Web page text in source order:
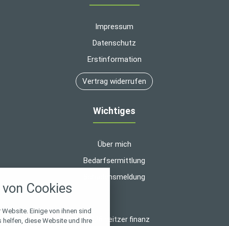
Impressum
Datenschutz
Erstinformation
Vertrag widerrufen
Wichtiges
Über mich
Bedarfsermittlung
Schadensmeldung
© 2026 heitzer finanz
Cookies
Einige von ihnen sind
diese Website und Ihre
alle verwendeten Cookies und
zu blockieren.